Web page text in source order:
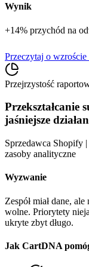
Wynik
+14% przychód na
Przeczytaj o
Przejrzystość
Przekształcanie
jaśniejsze
Sprzedawca Shopify
zasoby analityczne
Wyzwanie
Zespół miał dane,
wolne. Priorytety
ukryte zbyt długo.
Jak CartDNA